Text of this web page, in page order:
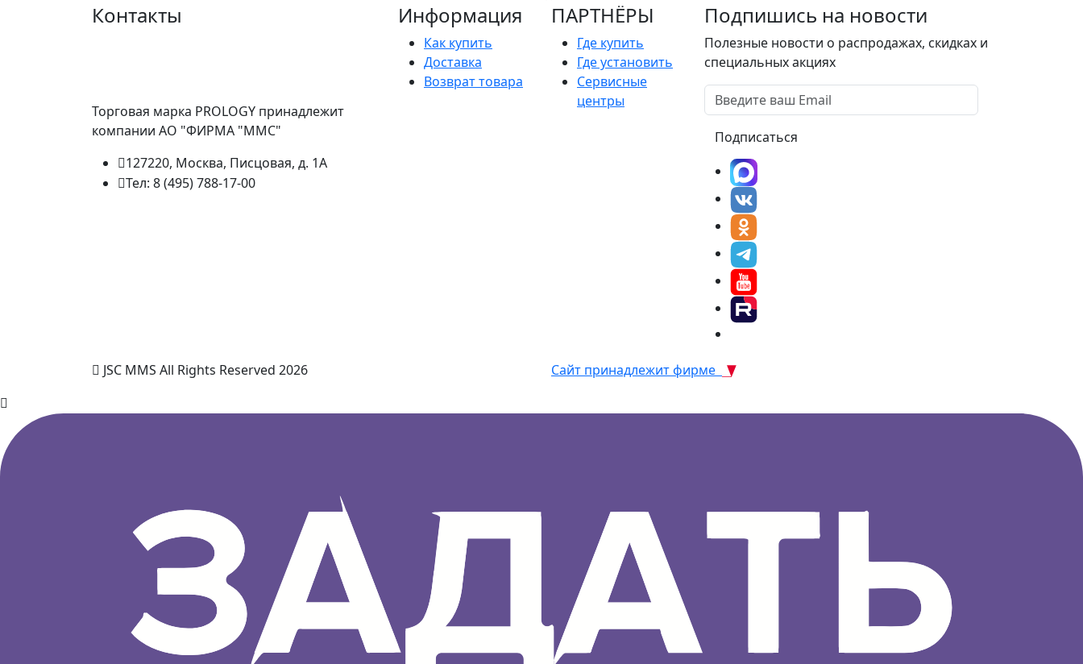
Контакты
Торговая марка PROLOGY принадлежит
компании АО "ФИРМА "ММС"
127220, Москва, Писцовая, д. 1А
Тел: 8 (495) 788-17-00
Информация
Как купить
Доставка
Возврат товара
ПАРТНËРЫ
Где купить
Где установить
Сервисные
центры
Подпишись на новости
Полезные новости о распродажах, скидках и
специальных акциях
Подписаться
JSC MMS All Rights Reserved 2026 Сайт принадлежит фирме